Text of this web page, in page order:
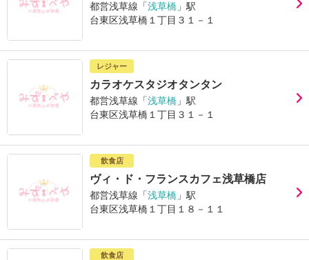
都営浅草線「浅草橋 」駅
台東区浅草橋１丁目３１－１
レジャー
カラオケスタジオタンタン
都営浅草線「浅草橋 」駅
台東区浅草橋１丁目３１－１
飲食店
ヴィ・ド・フランスカフェ浅草橋店
都営浅草線「浅草橋 」駅
台東区浅草橋１丁目１８－１１
飲食店